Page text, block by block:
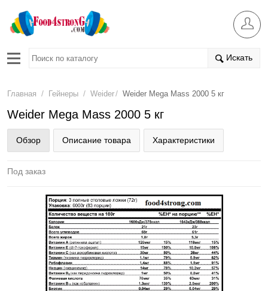
Искать
Главная / Гейнеры / Weider/ Weider Mega Mass 2000 5 кг
Weider Mega Mass 2000 5 кг
Обзор Описание товара Характеристики
Под заказ